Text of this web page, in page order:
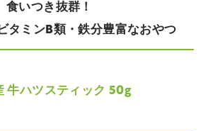
食いつき抜群！
タミンB類・鉄分豊富なおやつ
牛ハツスティック 50g